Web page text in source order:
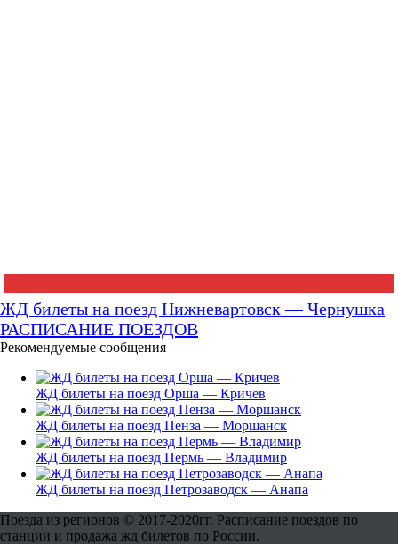
ЖД билеты на поезд Нижневартовск — Чернушка
РАСПИСАНИЕ ПОЕЗДОВ
Рекомендуемые сообщения
ЖД билеты на поезд Орша — Кричев
ЖД билеты на поезд Пенза — Моршанск
ЖД билеты на поезд Пермь — Владимир
ЖД билеты на поезд Петрозаводск — Анапа
Поезда из регионов © 2017-2020гг. Расписание поездов по
станции и продажа жд билетов по России.